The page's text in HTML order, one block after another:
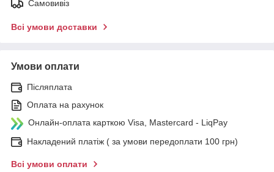
Самовивіз
Всі умови доставки
Умови оплати
Післяплата
Оплата на рахунок
Онлайн-оплата карткою Visa, Mastercard - LiqPay
Накладений платіж ( за умови передоплати 100 грн)
Всі умови оплати